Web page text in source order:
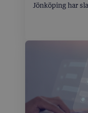
Jönköping har
understryker
advokatens